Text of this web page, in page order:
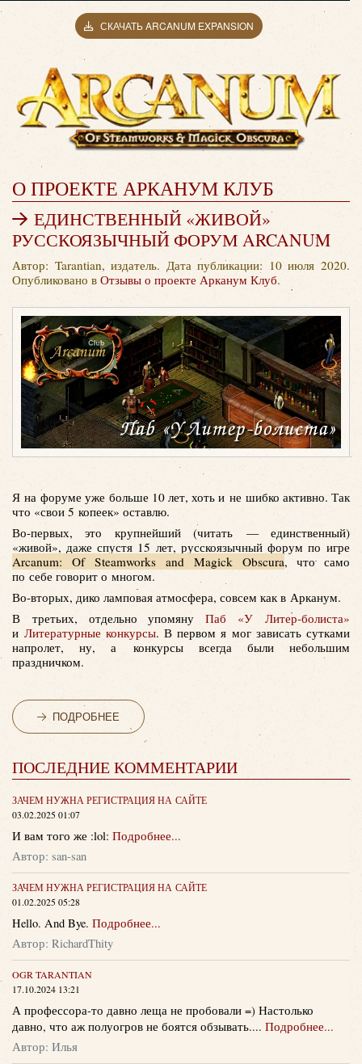
СКАЧАТЬ ARCANUM EXPANSION
О ПРОЕКТЕ АРКАНУМ КЛУБ
ЕДИНСТВЕННЫЙ «ЖИВОЙ»
РУССКОЯЗЫЧНЫЙ ФОРУМ ARCANUM
Автор: Tarantian, издатель. Дата публикации: 10 июля 2020.
Опубликовано в Отзывы о проекте Арканум Клуб.
Я на форуме уже больше 10 лет, хоть и не шибко активно. Так
что «свои 5 копеек» оставлю.
Во-первых, это крупнейший (читать — единственный)
«живой», даже спустя 15 лет, русскоязычный форум по игре
Arcanum: Of Steamworks and Magick Obscura, что само
по себе говорит о многом.
Во-вторых, дико ламповая атмосфера, совсем как в Арканум.
В третьих, отдельно упомянуПаб «У Литер-болиста»
и Литературные конкурсы. В первом я мог зависать сутками
напролет, ну, а конкурсы всегда были небольшим
праздничком.
ПОДРОБНЕЕ
ПОСЛЕДНИЕ КОММЕНТАРИИ
ЗАЧЕМ НУЖНА РЕГИСТРАЦИЯ НА САЙТЕ
03.02.2025 01:07
И вам того же :lol: Подробнее...
Автор: san-san
ЗАЧЕМ НУЖНА РЕГИСТРАЦИЯ НА САЙТЕ
01.02.2025 05:28
Hello. And Bye. Подробнее...
Автор: RichardThity
OGR TARANTIAN
17.10.2024 13:21
А профессора-то давно леща не пробовали =) Настолько
давно, что аж полуогров не боятся обзывать.... Подробнее...
Автор: Илья